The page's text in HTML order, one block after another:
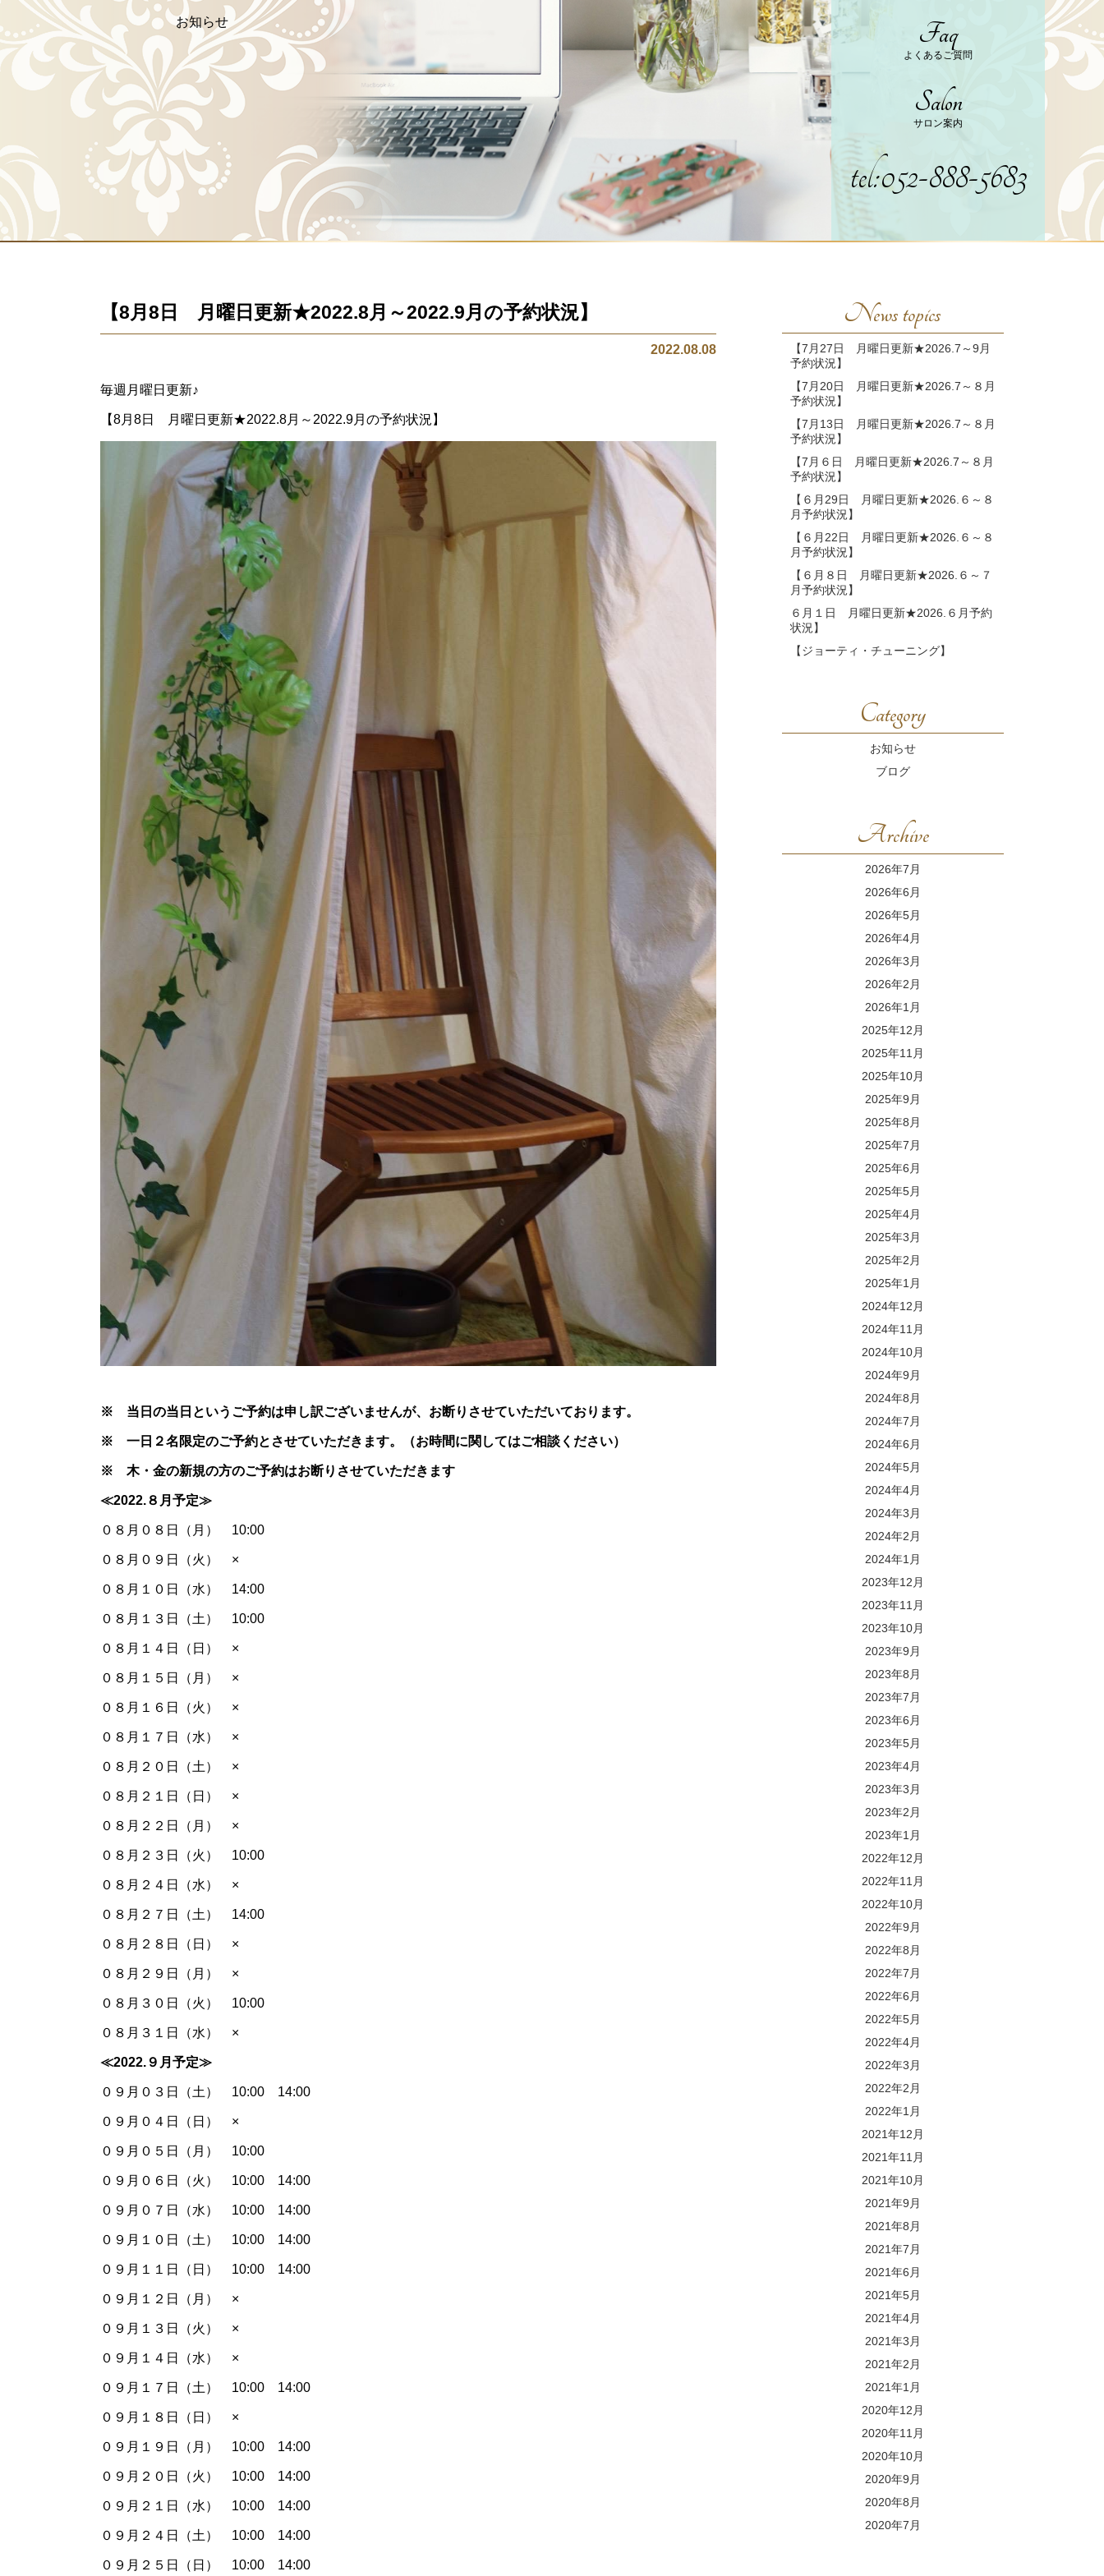
Faq
よくあるご質問
Salon
サロン案内
tel:052-888-5683
お知らせ
【8月8日 月曜日更新★2022.8月～2022.9月の予約状況】
2022.08.08
毎週月曜日更新♪
【8月8日 月曜日更新★2022.8月～2022.9月の予約状況】
※ 当日の当日というご予約は申し訳ございませんが、お断りさせていただいております。
※ 一日２名限定のご予約とさせていただきます。（お時間に関してはご相談ください）
※ 木・金の新規の方のご予約はお断りさせていただきます
≪2022.８ 月予定≫
０８月０８日（月） 10:00
０８月０９日（火） ×
０８月１０日（水） 14:00
０８月１３日（土） 10:00
０８月１４日（日） ×
０８月１５日（月） ×
０８月１６日（火） ×
０８月１７日（水） ×
０８月２０日（土） ×
０８月２１日（日） ×
０８月２２日（月） ×
０８月２３日（火） 10:00
０８月２４日（水） ×
０８月２７日（土） 14:00
０８月２８日（日） ×
０８月２９日（月） ×
０８月３０日（火） 10:00
０８月３１日（水） ×
≪2022.９ 月予定≫
０９月０３日（土） 10:00 14:00
０９月０４日（日） ×
０９月０５日（月） 10:00
０９月０６日（火） 10:00 14:00
０９月０７日（水） 10:00 14:00
０９月１０日（土） 10:00 14:00
０９月１１日（日） 10:00 14:00
０９月１２日（月） ×
０９月１３日（火） ×
０９月１４日（水） ×
０９月１７日（土） 10:00 14:00
０９月１８日（日） ×
０９月１９日（月） 10:00 14:00
０９月２０日（火） 10:00 14:00
０９月２１日（水） 10:00 14:00
０９月２４日（土） 10:00 14:00
０９月２５日（日） 10:00 14:00
News topics
【7月27日 月曜日更新★2026.7～9月
予約状況】
【7月20日 月曜日更新★2026.7～８月
予約状況】
【7月13日 月曜日更新★2026.7～８月
予約状況】
【7月６日 月曜日更新★2026.7～８月
予約状況】
【６月29日 月曜日更新★2026.６～８
月予約状況】
【６月22日 月曜日更新★2026.６～８
月予約状況】
【６月８日 月曜日更新★2026.６～７
月予約状況】
６月１日 月曜日更新★2026.６月予約
状況】
【ジョーティ・チューニング】
Category
お知らせ
ブログ
Archive
2026年7月
2026年6月
2026年5月
2026年4月
2026年3月
2026年2月
2026年1月
2025年12月
2025年11月
2025年10月
2025年9月
2025年8月
2025年7月
2025年6月
2025年5月
2025年4月
2025年3月
2025年2月
2025年1月
2024年12月
2024年11月
2024年10月
2024年9月
2024年8月
2024年7月
2024年6月
2024年5月
2024年4月
2024年3月
2024年2月
2024年1月
2023年12月
2023年11月
2023年10月
2023年9月
2023年8月
2023年7月
2023年6月
2023年5月
2023年4月
2023年3月
2023年2月
2023年1月
2022年12月
2022年11月
2022年10月
2022年9月
2022年8月
2022年7月
2022年6月
2022年5月
2022年4月
2022年3月
2022年2月
2022年1月
2021年12月
2021年11月
2021年10月
2021年9月
2021年8月
2021年7月
2021年6月
2021年5月
2021年4月
2021年3月
2021年2月
2021年1月
2020年12月
2020年11月
2020年10月
2020年9月
2020年8月
2020年7月